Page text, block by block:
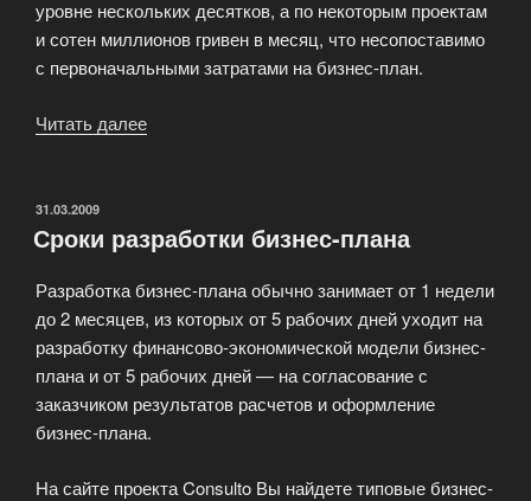
уровне нескольких десятков, а по некоторым проектам
и сотен миллионов гривен в месяц, что несопоставимо
с первоначальными затратами на бизнес-план.
Читать далее
ОПУБЛИКОВАНО
31.03.2009
Сроки разработки бизнес-плана
Разработка бизнес-плана обычно занимает от 1 недели
до 2 месяцев, из которых от 5 рабочих дней уходит на
разработку финансово-экономической модели бизнес-
плана и от 5 рабочих дней — на согласование с
заказчиком результатов расчетов и оформление
бизнес-плана.
На сайте проекта Consulto Вы найдете типовые бизнес-